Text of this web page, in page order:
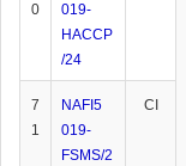
0
019-
HACCP
/24
7
1
NAFI5
019-
FSMS/2
CI